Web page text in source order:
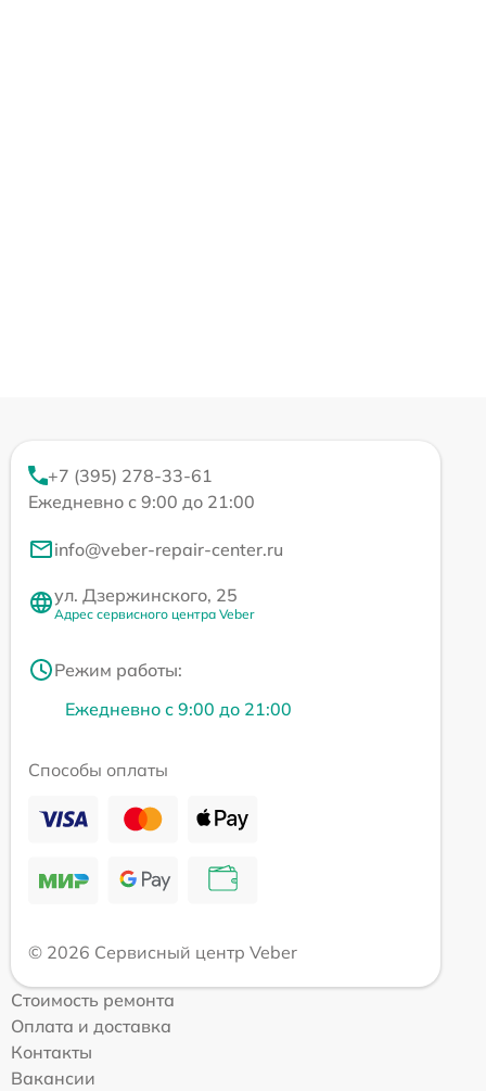
+7 (395) 278-33-61
Ежедневно с 9:00 до 21:00
info@veber-repair-center.ru
ул. Дзержинского, 25
Адрес сервисного центра Veber
Режим работы:
Ежедневно с 9:00 до 21:00
Способы оплаты
© 2026 Сервисный центр Veber
Стоимость ремонта
Оплата и доставка
Контакты
Вакансии